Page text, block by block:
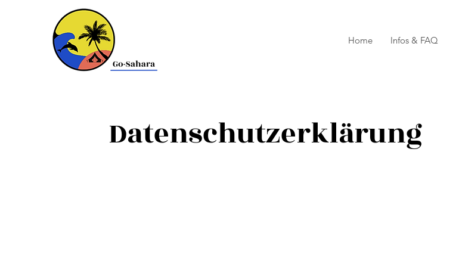
Home Infos & FAQ
Datenschutzerklärung